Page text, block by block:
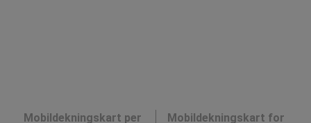
Mobildekningskart per
Mobildekningskart for